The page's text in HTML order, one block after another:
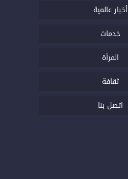
أخبار عالمية
خدمات
المرأة
ثقافة
اتصل بنا